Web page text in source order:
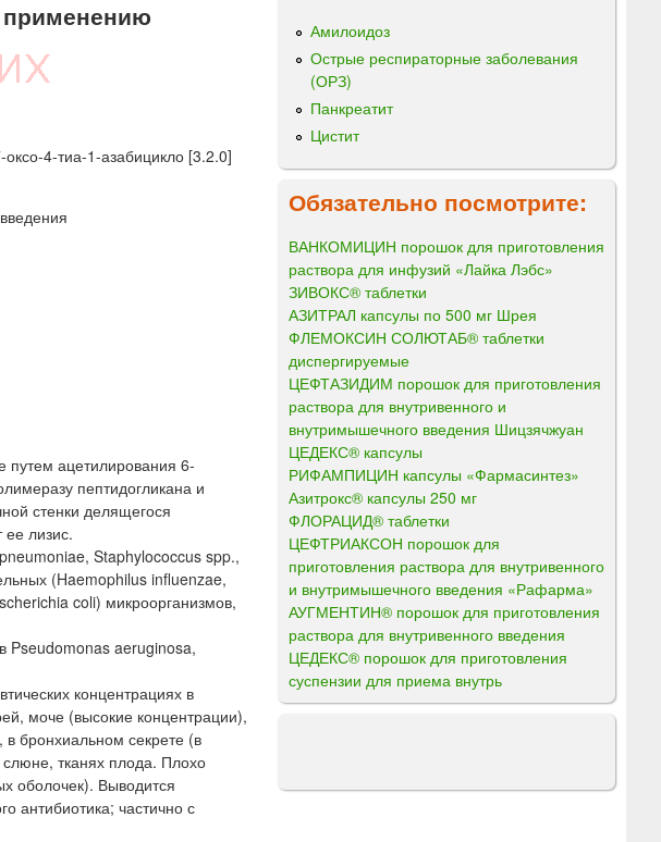
4-тиа-1-азабицикло [3.2.0]
путем ацетилирования 6-
пептидогликана и
стенки делящегося
ее лизис.
Staphylococcus spp.,
(Haemophilus influenzae,
coli) микроорганизмов,
aeruginosa,
концентрациях в
моче (высокие концентрации),
в бронхиальном секрете (в
тканях плода. Плохо
оболочек). Выводится
антибиотика; частично с
Амилоидоз
Острые респираторные заболевания
(ОРЗ)
Панкреатит
Цистит
Обязательно посмотрите:
ВАНКОМИЦИН порошок для приготовления
раствора для инфузий «Лайка Лэбс»
ЗИВОКС® таблетки
АЗИТРАЛ капсулы по 500 мг Шрея
ФЛЕМОКСИН СОЛЮТАБ® таблетки
диспергируемые
ЦЕФТАЗИДИМ порошок для приготовления
раствора для внутривенного и
внутримышечного введения Шицзячжуан
ЦЕДЕКС® капсулы
РИФАМПИЦИН капсулы «Фармасинтез»
Азитрокс® капсулы 250 мг
ФЛОРАЦИД® таблетки
ЦЕФТРИАКСОН порошок для
приготовления раствора для внутривенного
и внутримышечного введения «Рафарма»
АУГМЕНТИН® порошок для приготовления
раствора для внутривенного введения
ЦЕДЕКС® порошок для приготовления
суспензии для приема внутрь